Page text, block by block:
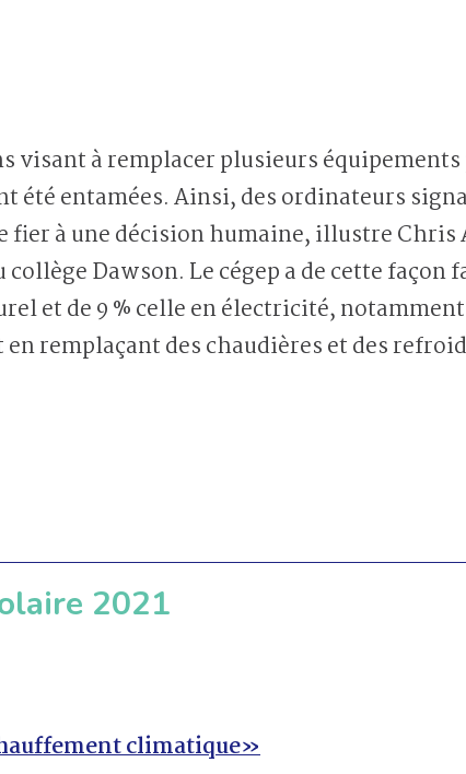
visant à remplacer plusieurs équipements
été entamées. Ainsi, des ordinateurs
fier à une décision humaine, illustre Chris
Dawson. Le cégep a de cette façon
et de 9 % celle en électricité,
remplaçant des chaudières et des
2021
climatique»